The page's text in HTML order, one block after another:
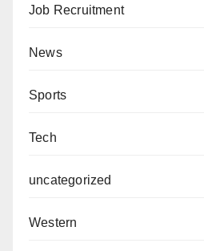
Job Recruitment
News
Sports
Tech
uncategorized
Western